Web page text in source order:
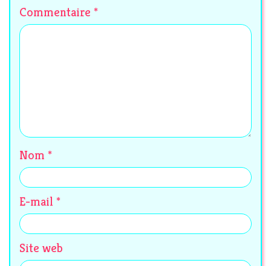
Commentaire *
Nom *
E-mail *
Site web